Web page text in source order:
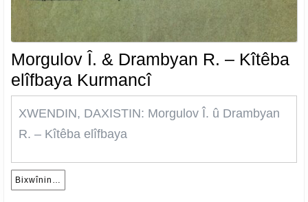
Morgulov Î. & Drambyan R. – Kîtêba
elîfbaya KurmancîMorgulov
Î.
&
R.
XWENDIN, DAXISTIN: Morgulov Î. û Drambyan
R. – Kîtêba elîfbaya
Bixwînin…